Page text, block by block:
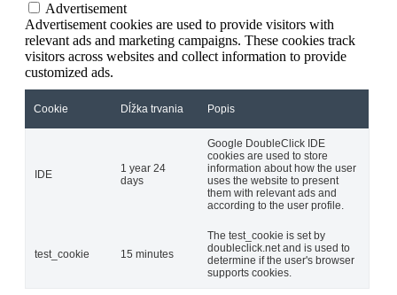
Advertisement
Advertisement cookies are used to provide visitors with
relevant ads and marketing campaigns. These cookies track
visitors across websites and collect information to provide
customized ads.
Cookie Dĺžka trvania Popis
IDE
1 year 24
days
Google DoubleClick IDE
cookies are used to store
information about how the user
uses the website to present
them with relevant ads and
according to the user profile.
test_cookie 15 minutes
The test_cookie is set by
doubleclick.net and is used to
determine if the user's browser
supports cookies.